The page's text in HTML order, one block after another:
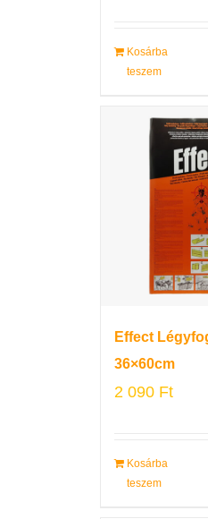
Kosárba
teszem
Effect
36×60cm
2 090 Ft
Kosárba
teszem